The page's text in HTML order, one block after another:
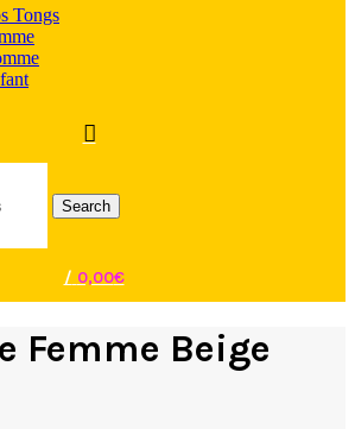
Tongs
Search
/ 0,00€
Femme Beige